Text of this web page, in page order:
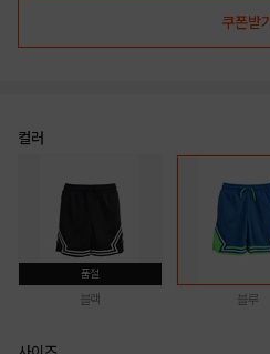
쿠폰받기
컬러
품절
블랙 블루